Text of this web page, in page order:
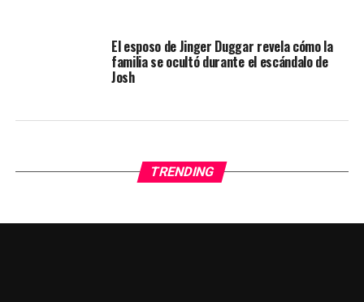
El esposo de Jinger Duggar revela cómo la
familia se ocultó durante el escándalo de
Josh
TRENDING